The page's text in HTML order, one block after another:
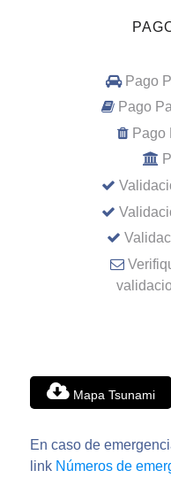
Pago
Pago
Pago
Mapa Tsunami
En caso de
link Números de